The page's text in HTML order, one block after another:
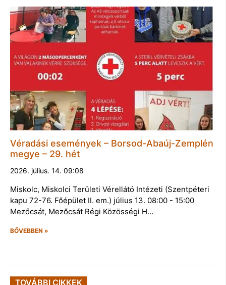
Véradási események – Borsod-Abaúj-Zemplén
megye – 29. hét
2026. július. 14. 09:08
Miskolc, Miskolci Területi Vérellátó Intézeti (Szentpéteri
kapu 72-76. Főépület II. em.) július 13. 08:00 - 15:00
Mezőcsát, Mezőcsát Régi Közösségi H…
BŐVEBBEN »
TOVÁBBI CIKKEK